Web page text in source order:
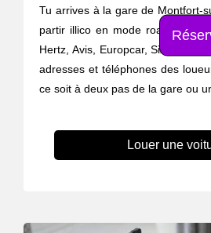
Tu arrives à la gare de Montfort-
partir illico en mode roadtrip ?
Hertz, Avis, Europcar, Sixt, Ada ...
adresses et téléphones des
ce soit à deux pas de la gare ou
Louer une